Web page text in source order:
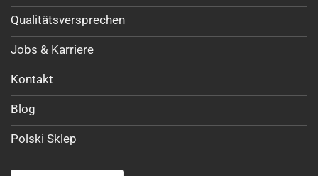
Qualitätsversprechen
Jobs & Karriere
Kontakt
Blog
Polski Sklep